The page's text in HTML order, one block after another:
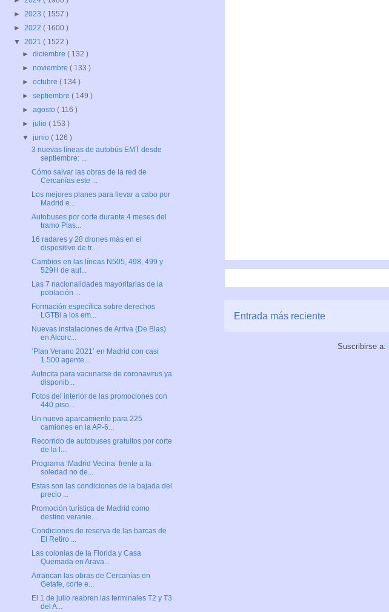
Entrada más reciente
Suscribirse a:
► 2023 ( 1557 )
► 2022 ( 1600 )
▼ 2021 ( 1522 )
►diciembre( 132 )
►noviembre( 133 )
►octubre( 134 )
►septiembre( 149 )
►agosto( 116 )
►julio( 153 )
▼junio( 126 )
3 nuevas líneas de autobús EMT desde
septiembre: ...
Cómo salvar las obras de la red de
Cercanías este ...
Los mejores planes para llevar a cabo por
Madrid e...
Autobuses por corte durante 4 meses del
tramo Plas...
16 radares y 28 drones más en el
dispositivo de tr...
Cambios en las líneas N505, 498, 499 y
529H de aut...
Las 7 nacionalidades mayoritarias de la
población ...
Formación específica sobre derechos
LGTBi a los em...
Nuevas instalaciones de Arriva (De Blas)
en Alcorc...
‘Plan Verano 2021’ en Madrid con casi
1.500 agente...
Autocita para vacunarse de coronavirus ya
disponib...
Fotos del interior de las promociones con
440 piso...
Un nuevo aparcamiento para 225
camiones en la AP-6...
Recorrido de autobuses gratuitos por corte
de la l...
Programa ‘Madrid Vecina’ frente a la
soledad no de...
Estas son las condiciones de la bajada del
precio ...
Promoción turística de Madrid como
destino veranie...
Condiciones de reserva de las barcas de
El Retiro ...
Las colonias de la Florida y Casa
Quemada en Arava...
Arrancan las obras de Cercanías en
Getafe, corte e...
El 1 de julio reabren las terminales T2 y T3
del A...